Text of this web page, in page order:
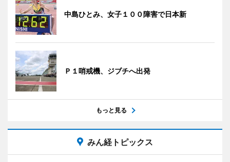
中島ひとみ、女子１００障害で日本新
Ｐ１哨戒機、ジブチへ出発
もっと見る
みん経トピックス